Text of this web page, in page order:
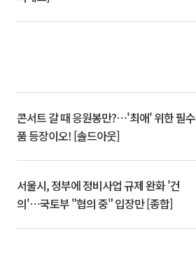
콘서트 갈 때 응원봉만?⋯'최애' 위한 필수
품 등장이오! [솔드아웃]
서울시, 정부에 정비사업 규제 완화 '건
의'⋯국토부 "협의 중" 입장만 [종합]